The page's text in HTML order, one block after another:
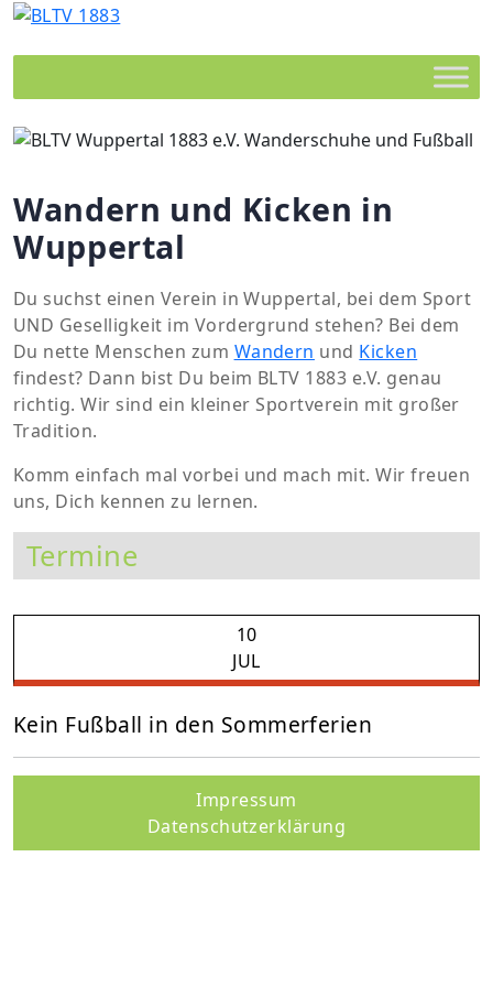
Wandern und Kicken in
Wuppertal
Du suchst einen Verein in Wuppertal, bei dem Sport
UND Geselligkeit im Vordergrund stehen? Bei dem
Du nette Menschen zum Wandern und Kicken
findest? Dann bist Du beim BLTV 1883 e.V. genau
richtig. Wir sind ein kleiner Sportverein mit großer
Tradition.
Komm einfach mal vorbei und mach mit. Wir freuen
uns, Dich kennen zu lernen.
Termine
10
JUL
Kein Fußball in den Sommerferien
Impressum
Datenschutzerklärung